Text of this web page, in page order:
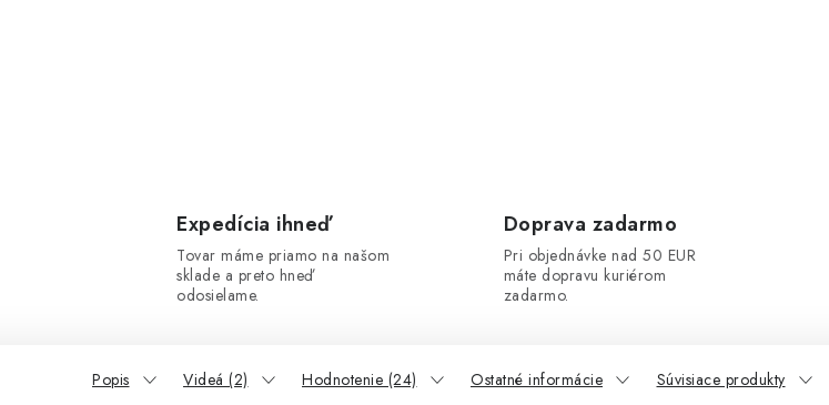
Expedícia ihneď
Tovar máme priamo na našom
sklade a preto hneď
odosielame.
Doprava zadarmo
Pri objednávke nad 50 EUR
máte dopravu kuriérom
zadarmo.
Popis Videá (2) Hodnotenie (24) Ostatné informácie Súvisiace produkty